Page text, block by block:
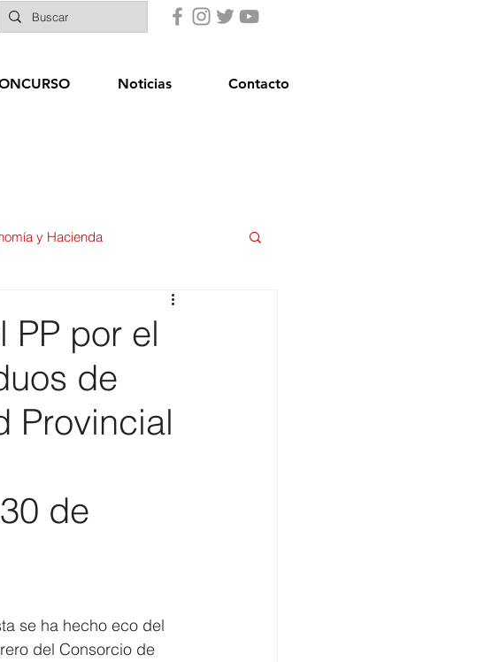
Noticias Contacto
y Hacienda
Seguridad Ciudadana
Bienestar Social
PP por el
de
Provincial
de
se ha hecho eco del
del Consorcio de